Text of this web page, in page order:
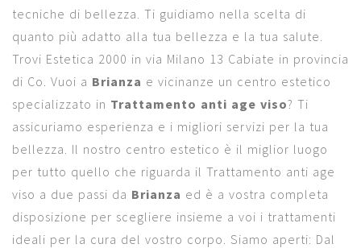
tecniche di bellezza. Ti guidiamo nella scelta di
quanto più adatto alla tua bellezza e la tua salute.
Trovi Estetica 2000 in via Milano 13 Cabiate in provincia
di Co. Vuoi a Brianza e vicinanze un centro estetico
specializzato in Trattamento anti age viso? Ti
assicuriamo esperienza e i migliori servizi per la tua
bellezza. Il nostro centro estetico è il miglior luogo
per tutto quello che riguarda il Trattamento anti age
viso a due passi da Brianza ed è a vostra completa
disposizione per scegliere insieme a voi i trattamenti
ideali per la cura del vostro corpo. Siamo aperti: Dal